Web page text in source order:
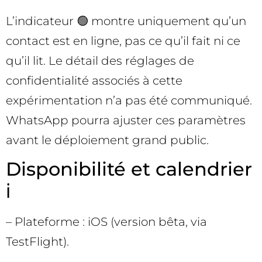
L’indicateur 🟢 montre uniquement qu’un
contact est en ligne, pas ce qu’il fait ni ce
qu’il lit. Le détail des réglages de
confidentialité associés à cette
expérimentation n’a pas été communiqué.
WhatsApp pourra ajuster ces paramètres
avant le déploiement grand public.
Disponibilité et calendrier
ℹ️
– Plateforme : iOS (version bêta, via
TestFlight).